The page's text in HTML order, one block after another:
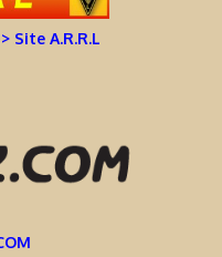
Site A.R.R.L